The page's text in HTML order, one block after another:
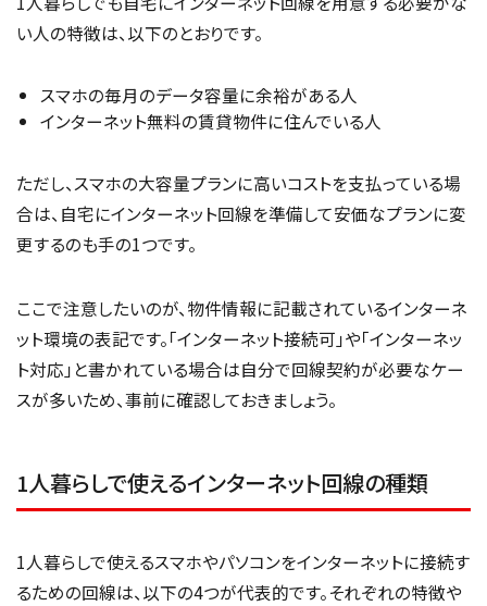
い人の特徴は、以下のとおりです。
スマホの毎月のデータ容量に余裕がある人
インターネット無料の賃貸物件に住んでいる人
ただし、スマホの大容量プランに高いコストを支払っている場
合は、自宅にインターネット回線を準備して安価なプランに変
更するのも手の1つです。
ここで注意したいのが、物件情報に記載されているインターネ
ット環境の表記です。「インターネット接続可」や「インターネッ
ト対応」と書かれている場合は自分で回線契約が必要なケー
スが多いため、事前に確認しておきましょう。
1人暮らしで使えるインターネット回線の種類
1人暮らしで使えるスマホやパソコンをインターネットに接続す
るための回線は、以下の4つが代表的です。それぞれの特徴や